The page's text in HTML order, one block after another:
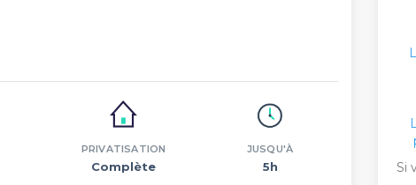
PRIVATISATION
Complète
JUSQU'À
5h
Si